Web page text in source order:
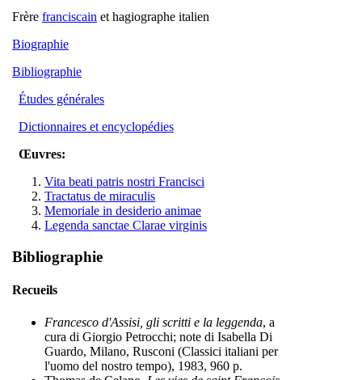
Frère franciscain et hagiographe italien
Biographie
Bibliographie
Études générales
Dictionnaires et encyclopédies
Œuvres:
Vita beati patris nostri Francisci
Tractatus de miraculis
Memoriale in desiderio animae
Legenda sanctae Clarae virginis
Bibliographie
Recueils
Francesco d'Assisi, gli scritti e la leggenda, a
cura di Giorgio Petrocchi; note di Isabella Di
Guardo, Milano, Rusconi (Classici italiani per
l'uomo del nostro tempo), 1983, 960 p.